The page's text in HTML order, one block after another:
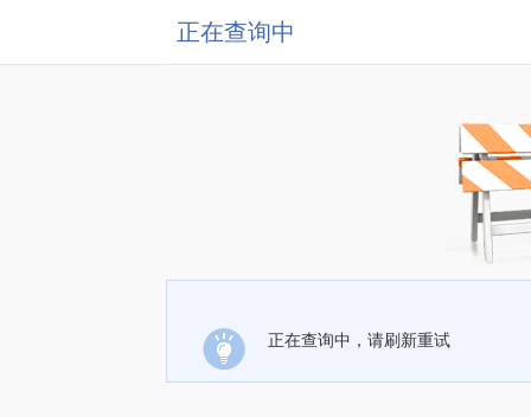
正在查询中
正在查询中，请刷新重试